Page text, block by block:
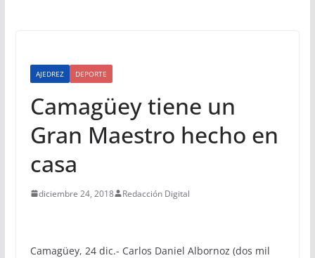
AJEDREZ DEPORTE
Camagüey tiene un
Gran Maestro hecho en
casa
diciembre 24, 2018 Redacción Digital
Camagüey, 24 dic.- Carlos Daniel Albornoz (dos mil